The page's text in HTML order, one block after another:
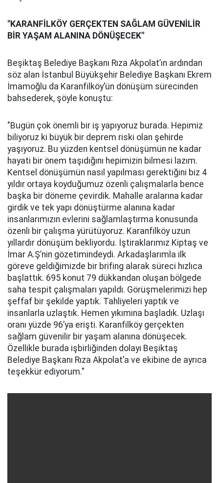
"KARANFİLKÖY GERÇEKTEN SAĞLAM GÜVENİLİR
BİR YAŞAM ALANINA DÖNÜŞECEK"
Beşiktaş Belediye Başkanı Rıza Akpolat’ın ardından
söz alan İstanbul Büyükşehir Belediye Başkanı Ekrem
İmamoğlu da Karanfilköy’ün dönüşüm sürecinden
bahsederek, şöyle konuştu:
"Bugün çok önemli bir iş yapıyoruz burada. Hepimiz
biliyoruz ki büyük bir deprem riski olan şehirde
yaşıyoruz. Bu yüzden kentsel dönüşümün ne kadar
hayati bir önem taşıdığını hepimizin bilmesi lazım.
Kentsel dönüşümün nasıl yapılması gerektiğini biz 4
yıldır ortaya koyduğumuz özenli çalışmalarla bence
başka bir döneme çevirdik. Mahalle aralarına kadar
girdik ve tek yapı dönüştürme alanına kadar
insanlarımızın evlerini sağlamlaştırma konusunda
özenli bir çalışma yürütüyoruz. Karanfilköy uzun
yıllardır dönüşüm bekliyordu. İştiraklarımız Kiptaş ve
İmar A.Ş’nin gözetimindeydi. Arkadaşlarımla ilk
göreve geldiğimizde bir brifing alarak süreci hızlıca
başlattık. 695 konut 79 dükkandan oluşan bölgede
saha tespit çalışmaları yapıldı. Görüşmelerimizi hep
şeffaf bir şekilde yaptık. Tahliyeleri yaptık ve
insanlarla uzlaştık. Hemen yıkımına başladık. Uzlaşı
oranı yüzde 96’ya erişti. Karanfilköy gerçekten
sağlam güvenilir bir yaşam alanına dönüşecek.
Özellikle burada işbirliğinden dolayı Beşiktaş
Belediye Başkanı Rıza Akpolat’a ve ekibine de ayrıca
teşekkür ediyorum."